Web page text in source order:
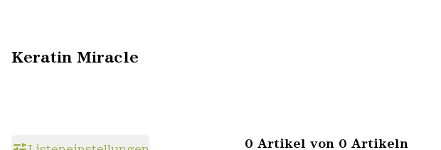
Keratin Miracle
0 Artikel von 0 Artikeln